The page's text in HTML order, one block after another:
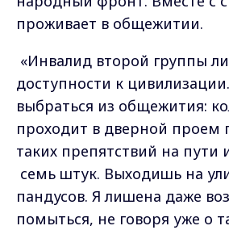
проживает в общежитии.
«Инвалид второй группы
доступности к
выбраться из общежития:
проходит в дверной проем
таких препятствий на пути
семь штук. Выходишь на
пандусов. Я лишена даже
помыться, не говоря уже о